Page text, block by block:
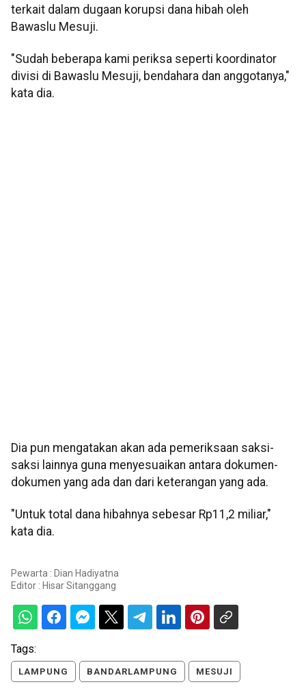
terkait dalam dugaan korupsi dana hibah oleh
Bawaslu Mesuji.
"Sudah beberapa kami periksa seperti koordinator
divisi di Bawaslu Mesuji, bendahara dan anggotanya,"
kata dia.
Dia pun mengatakan akan ada pemeriksaan saksi-
saksi lainnya guna menyesuaikan antara dokumen-
dokumen yang ada dan dari keterangan yang ada.
"Untuk total dana hibahnya sebesar Rp11,2 miliar,"
kata dia.
Pewarta : Dian Hadiyatna
Editor : Hisar Sitanggang
Tags:
LAMPUNG BANDARLAMPUNG MESUJI